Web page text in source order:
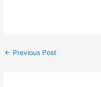
← Previous Post